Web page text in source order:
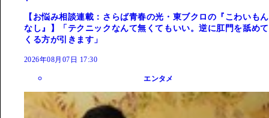
【お悩み相談連載：さらば青春の光・東ブクロの『こわいもん
なし』】「テクニックなんて無くてもいい。逆に肛門を舐めて
くる方が引きます」
2026年08月07日 17:30
エンタメ